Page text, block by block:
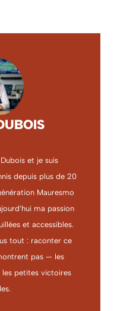
et je suis
depuis plus de 20
Mauresmo
ma passion
et accessibles.
tout : raconter ce
pas — les
petites victoires